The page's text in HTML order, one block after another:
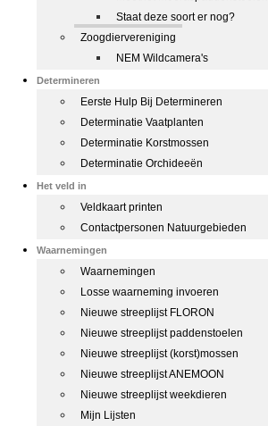
Staat deze soort er nog?
Zoogdiervereniging
NEM Wildcamera's
Determineren
Eerste Hulp Bij Determineren
Determinatie Vaatplanten
Determinatie Korstmossen
Determinatie Orchideeën
Het veld in
Veldkaart printen
Contactpersonen Natuurgebieden
Waarnemingen
Waarnemingen
Losse waarneming invoeren
Nieuwe streeplijst FLORON
Nieuwe streeplijst paddenstoelen
Nieuwe streeplijst (korst)mossen
Nieuwe streeplijst ANEMOON
Nieuwe streeplijst weekdieren
Mijn Lijsten